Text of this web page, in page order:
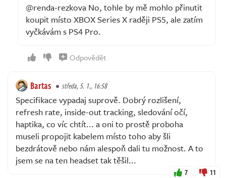
@renda-rezkova No, tohle by mě mohlo přinutit
koupit místo XBOX Series X raději PS5, ale zatím
vyčkávám s PS4 Pro.
Odpovědět
Bartas středa, 5. 1., 16:58
Specifikace vypadaj suprově. Dobrý rozlišení,
refresh rate, inside-out tracking, sledování očí,
haptika, co víc chtít... a oni to prostě proboha
museli propojit kabelem místo toho aby šli
bezdrátově nebo nám alespoň dali tu možnost. A to
jsem se na ten headset tak těšil...
7 11